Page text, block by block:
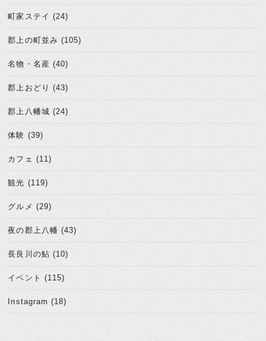
町家ステイ (24)
郡上の町並み (105)
名物・名産 (40)
郡上おどり (43)
郡上八幡城 (24)
体験 (39)
カフェ (11)
観光 (119)
グルメ (29)
夜の郡上八幡 (43)
長良川の鮎 (10)
イベント (115)
Instagram (18)